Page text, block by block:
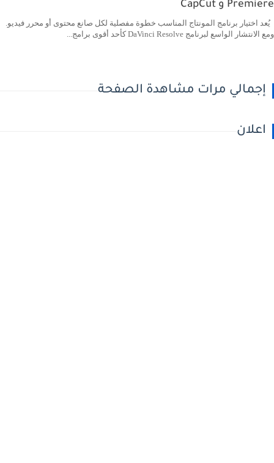
Premiere و CapCut
يُعد اختيار برنامج المونتاج المناسب خطوة مفصلية لكل صانع محتوى أو محرر فيديو.
ومع الانتشار الواسع لبرنامج DaVinci Resolve كأحد أقوى برامج...
إجمالي مرات مشاهدة الصفحة
اعلان